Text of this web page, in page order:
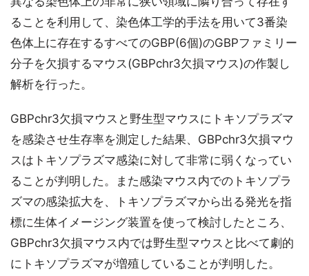
ることを利用して、染色体工学的手法を用いて3番染
色体上に存在するすべてのGBP(6個)のGBPファミリー
分子を欠損するマウス(GBPchr3欠損マウス)の作製し
解析を行った。
GBPchr3欠損マウスと野生型マウスにトキソプラズマ
を感染させ生存率を測定した結果、GBPchr3欠損マウ
スはトキソプラズマ感染に対して非常に弱くなってい
ることが判明した。また感染マウス内でのトキソプラ
ズマの感染拡大を、トキソプラズマから出る発光を指
標に生体イメージング装置を使って検討したところ、
GBPchr3欠損マウス内では野生型マウスと比べて劇的
にトキソプラズマが増殖していることが判明した。